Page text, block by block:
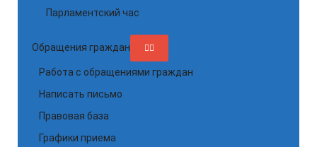
Парламентский час
Обращения граждан
Работа с обращениями граждан
Написать письмо
Правовая база
Графики приема